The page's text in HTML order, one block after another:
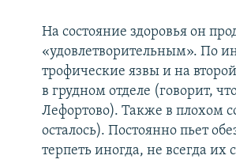
На состояние здоровья он
«удовлетворительным». По
трофические язвы и на
в грудном отделе (говорит,
Лефортово). Также в плохом
осталось). Постоянно пьет
терпеть иногда, не всегда их